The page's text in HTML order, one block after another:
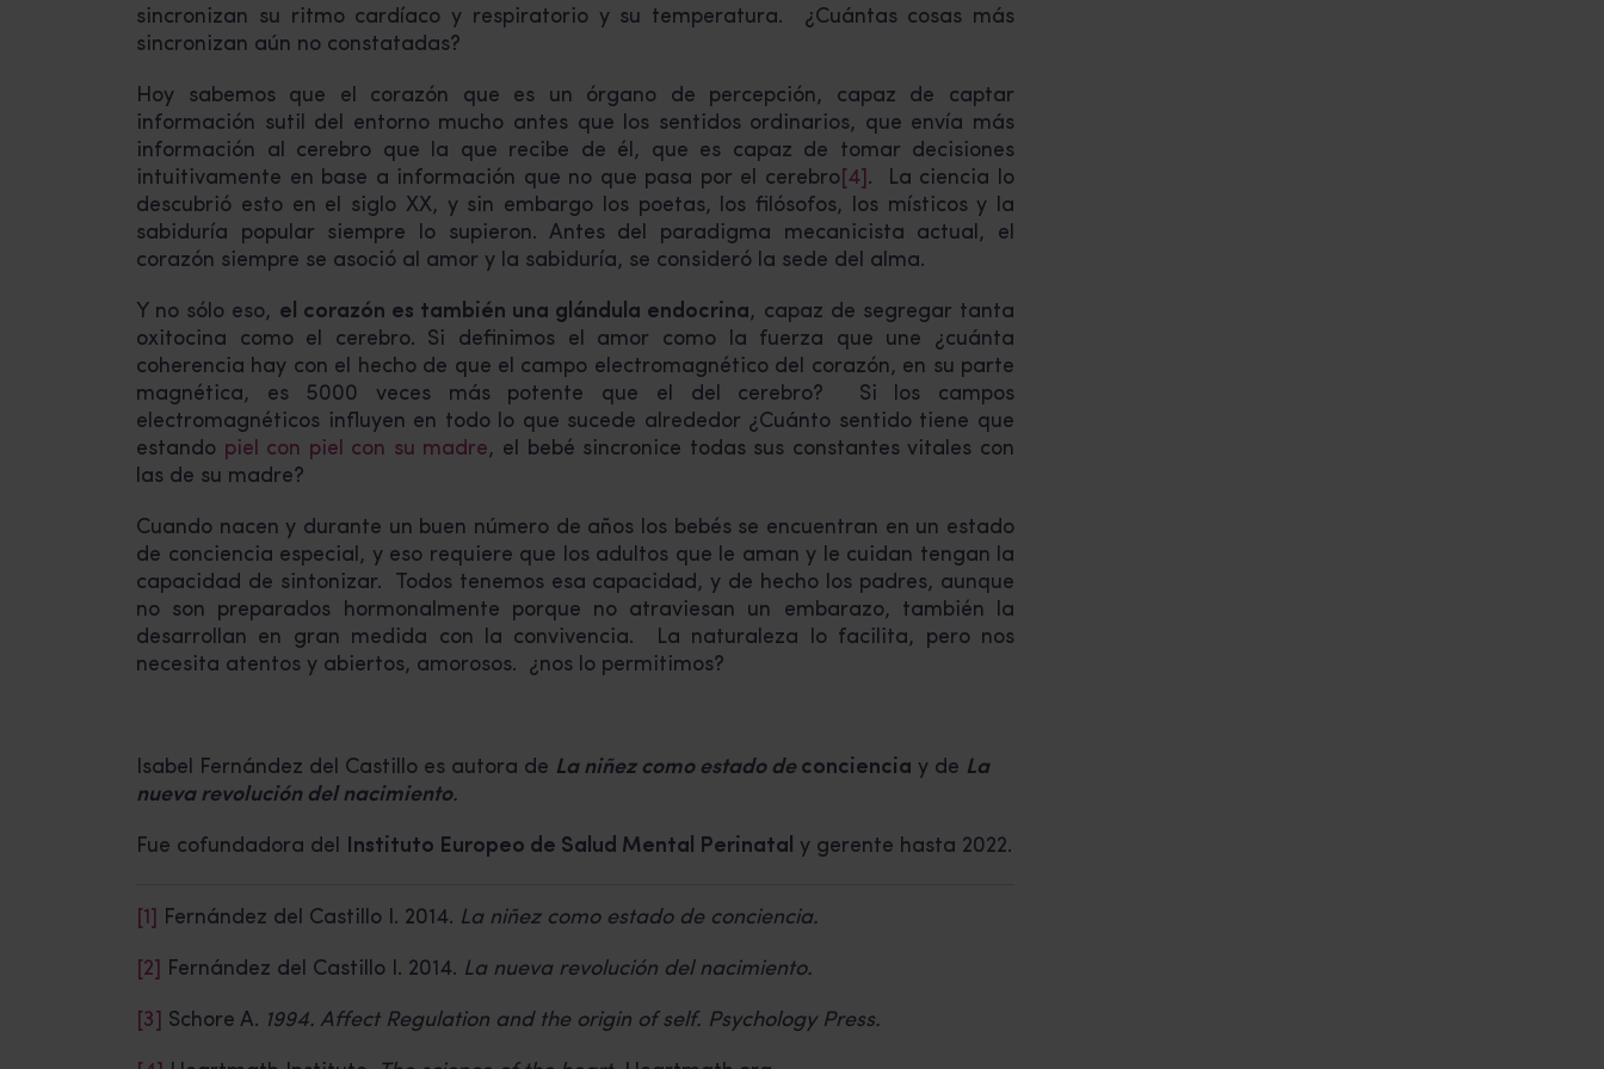
sincronizan su ritmo cardíaco y respiratorio y su temperatura. ¿Cuántas cosas más
sincronizan aún no constatadas?
Hoy sabemos que el corazón que es un órgano de percepción, capaz de captar
información sutil del entorno mucho antes que los sentidos ordinarios, que envía más
información al cerebro que la que recibe de él, que es capaz de tomar decisiones
intuitivamente en base a información que no que pasa por el cerebro[4] . La ciencia lo
descubrió esto en el siglo XX, y sin embargo los poetas, los filósofos, los místicos y la
sabiduría popular siempre lo supieron. Antes del paradigma mecanicista actual, el
corazón siempre se asoció al amor y la sabiduría, se consideró la sede del alma.
Y no sólo eso, el corazón es también una glándula endocrina, capaz de segregar tanta
oxitocina como el cerebro. Si definimos el amor como la fuerza que une ¿cuánta
coherencia hay con el hecho de que el campo electromagnético del corazón, en su parte
magnética, es 5000 veces más potente que el del cerebro? Si los campos
electromagnéticos influyen en todo lo que sucede alrededor ¿Cuánto sentido tiene que
estando piel con piel con su madre, el bebé sincronice todas sus constantes vitales con
las de su madre?
Cuando nacen y durante un buen número de años los bebés se encuentran en un estado
de conciencia especial, y eso requiere que los adultos que le aman y le cuidan tengan la
capacidad de sintonizar. Todos tenemos esa capacidad, y de hecho los padres, aunque
no son preparados hormonalmente porque no atraviesan un embarazo, también la
desarrollan en gran medida con la convivencia. La naturaleza lo facilita, pero nos
necesita atentos y abiertos, amorosos. ¿nos lo permitimos?
Isabel Fernández del Castillo es autora de La niñez como estado deconciencia y de La
nueva revolución del nacimiento.
Fue cofundadora del Instituto Europeo de Salud Mental Perinatal y gerente hasta 2022.
[1] Fernández del Castillo I. 2014. La niñez como estado de conciencia.
[2] Fernández del Castillo I. 2014. La nueva revolución del nacimiento.
[3] Schore A. 1994. Affect Regulation and the origin of self. Psychology Press.